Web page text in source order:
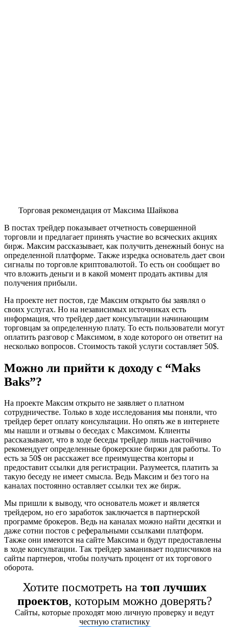
Торговая рекомендация от Максима Шайкова
В постах трейдер показывает отчетность совершенной
торговли и предлагает принять участие во всяческих акциях
бирж. Максим рассказывает, как получить денежный бонус на
определенной платформе. Также изредка основатель дает свои
сигналы по торговле криптовалютой. То есть он сообщает во
что вложить деньги и в какой момент продать активы для
получения прибыли.
На проекте нет постов, где Максим открыто бы заявлял о
своих услугах. Но на независимых источниках есть
информация, что трейдер дает консультации начинающим
торговцам за определенную плату. То есть пользователи могут
оплатить разговор с Максимом, в ходе которого он ответит на
несколько вопросов. Стоимость такой услуги составляет 50$.
Можно ли прийти к доходу с “Maks
Baks”?
На проекте Максим открыто не заявляет о платном
сотрудничестве. Только в ходе исследования мы поняли, что
трейдер берет оплату консультации. Но опять же в интернете
мы нашли и отзывы о беседах с Максимом. Клиенты
рассказывают, что в ходе беседы трейдер лишь настойчиво
рекомендует определенные брокерские биржи для работы. То
есть за 50$ он расскажет все преимущества конторы и
предоставит ссылки для регистрации. Разумеется, платить за
такую беседу не имеет смысла. Ведь Максим и без того на
каналах постоянно оставляет ссылки тех же бирж.
Мы пришли к выводу, что основатель может и является
трейдером, но его заработок заключается в партнерской
программе брокеров. Ведь на каналах можно найти десятки и
даже сотни постов с реферальными ссылками платформ.
Также они имеются на сайте Максима и будут предоставлены
в ходе консультации. Так трейдер заманивает подписчиков на
сайты партнеров, чтобы получать процент от их торгового
оборота.
Хотите посмотреть на топ лучших
проектов, которым можно доверять?
Сайты, которые проходят мою личную проверку и ведут
честную статистику